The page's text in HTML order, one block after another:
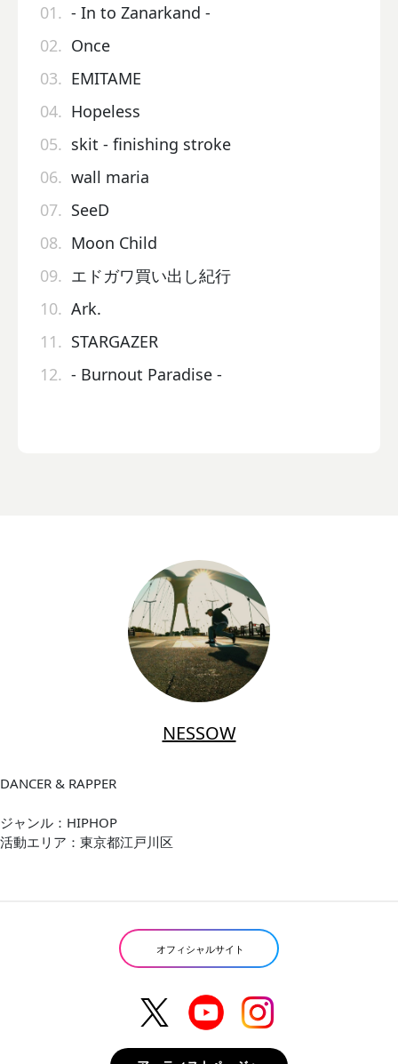
01. - In to Zanarkand -
02. Once
03. EMITAME
04. Hopeless
05. skit - finishing stroke
06. wall maria
07. SeeD
08. Moon Child
09. エドガワ買い出し紀行
10. Ark.
11. STARGAZER
12. - Burnout Paradise -
NESSOW
DANCER & RAPPER
ジャンル：HIPHOP
活動エリア：東京都江戸川区
オフィシャルサイト